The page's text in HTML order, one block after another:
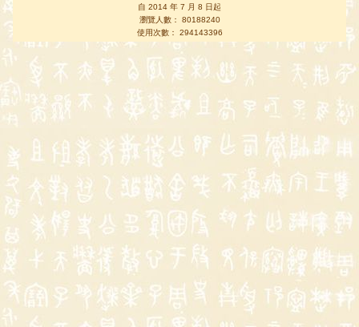
自 2014 年 7 月 8 日起
瀏覽人數： 80188240
使用次數： 294143396